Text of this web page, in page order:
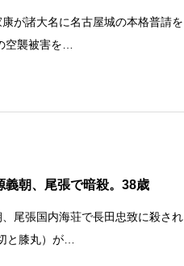
が諸大名に名古屋城の本格普請を
空襲被害を…
朝、尾張で暗殺。38歳
尾張国内海荘で長田忠致に殺され
と膝丸）が…